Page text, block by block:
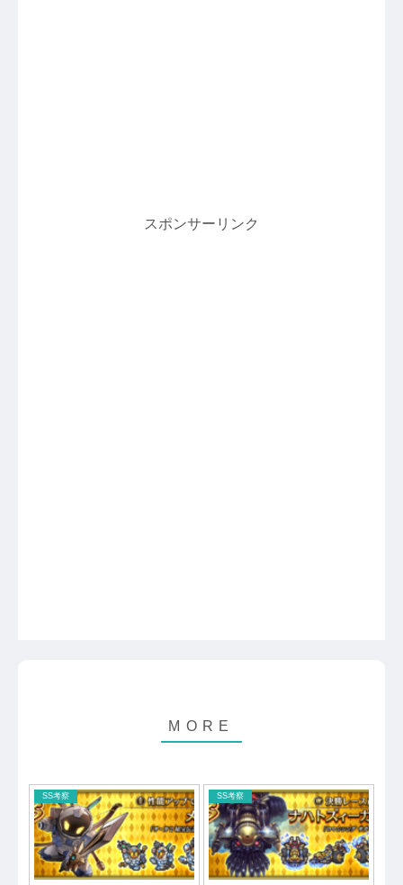
スポンサーリンク
SS考察 SS考察